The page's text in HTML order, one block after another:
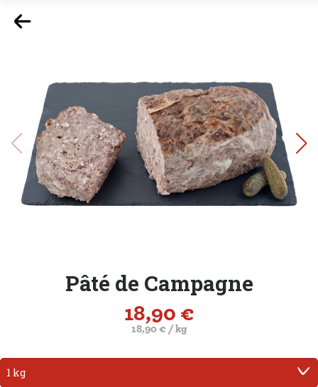
Pâté de Campagne
18,90 €
18,90 € / kg